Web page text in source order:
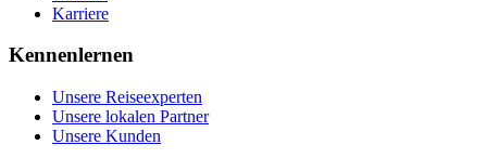
Karriere
Kennenlernen
Unsere Reiseexperten
Unsere lokalen Partner
Unsere Kunden